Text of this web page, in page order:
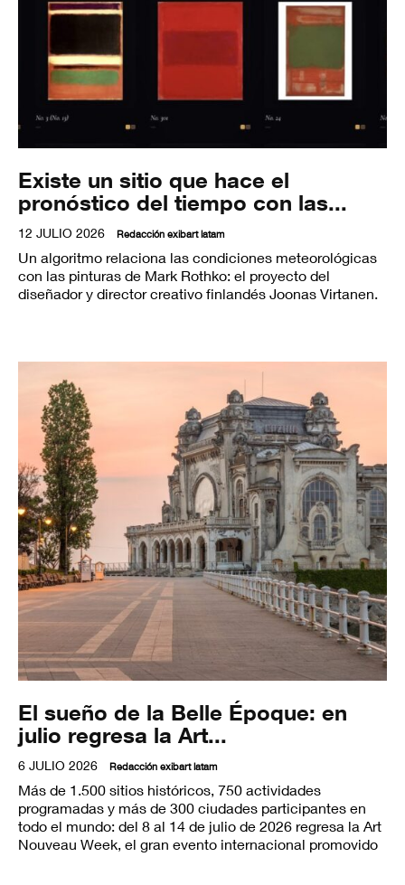
Existe un sitio que hace el
pronóstico del tiempo con las...
12 JULIO 2026 Redacción exibart latam
Un algoritmo relaciona las condiciones meteorológicas
con las pinturas de Mark Rothko: el proyecto del
diseñador y director creativo finlandés Joonas Virtanen.
El sueño de la Belle Époque: en
julio regresa la Art...
6 JULIO 2026 Redacción exibart latam
Más de 1.500 sitios históricos, 750 actividades
programadas y más de 300 ciudades participantes en
todo el mundo: del 8 al 14 de julio de 2026 regresa la Art
Nouveau Week, el gran evento internacional promovido